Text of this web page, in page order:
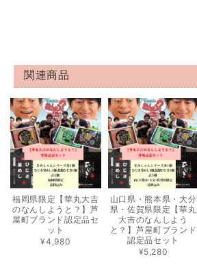
関連商品
福岡県限定【華丸大吉
のなんしようと？】芦
屋町ブランド認定品セ
ット
¥4,980
山口県・熊本県・大分
県・佐賀県限定【華丸
大吉のなんしよう
と？】芦屋町ブランド
認定品セット
¥5,280